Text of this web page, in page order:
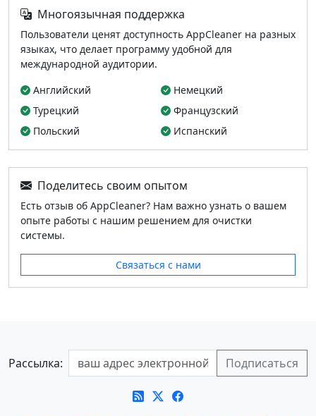
Многоязычная поддержка
Пользователи ценят доступность AppCleaner на разных
языках, что делает программу удобной для
международной аудитории.
Английский
Немецкий
Турецкий
Французский
Польский
Испанский
Поделитесь своим опытом
Есть отзыв об AppCleaner? Нам важно узнать о вашем
опыте работы с нашим решением для очистки
системы.
Связаться с нами
Рассылка: